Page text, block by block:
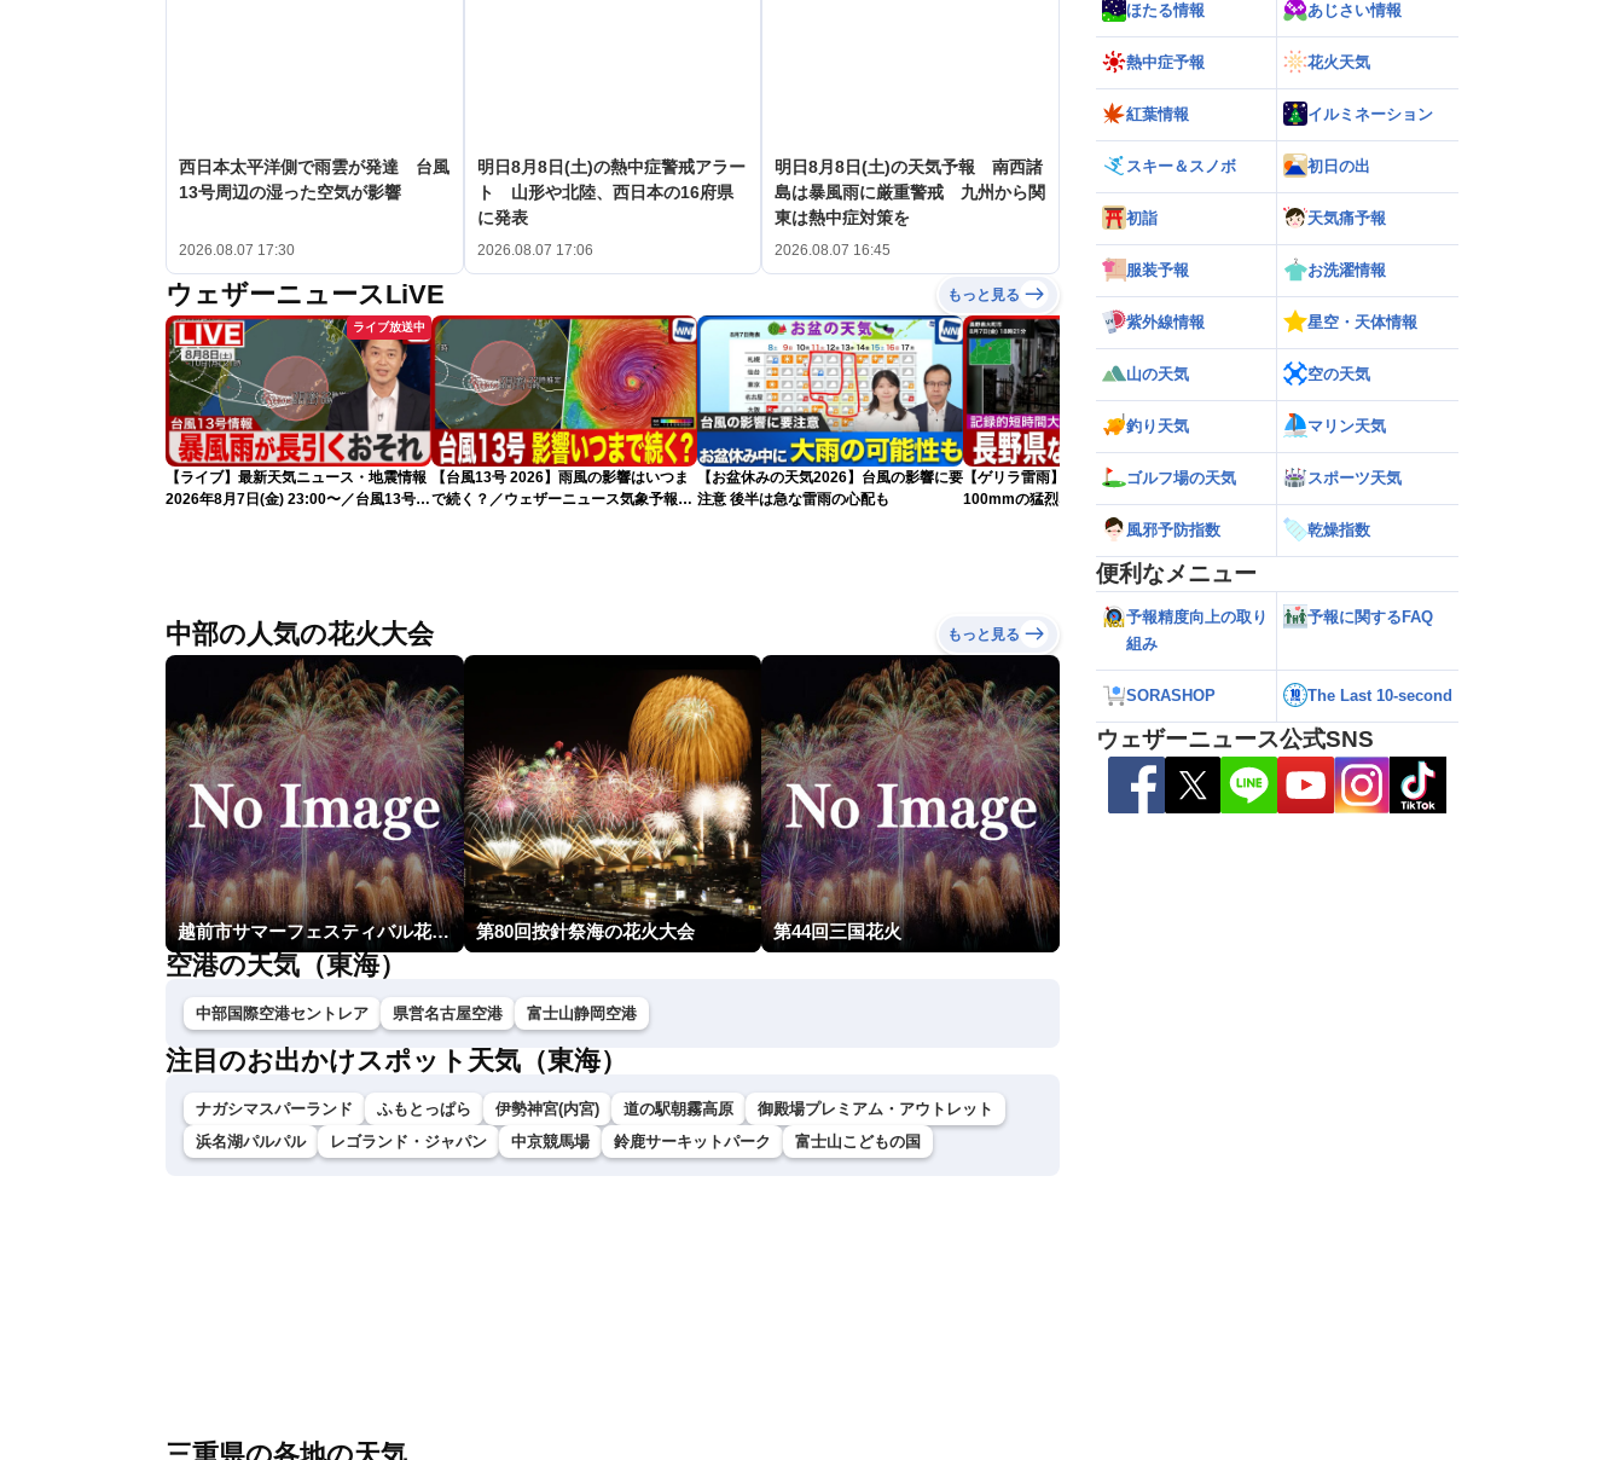
西日本太平洋側で雨雲が発達 台風
13号周辺の湿った空気が影響
2026.08.07 17:30
明日8月8日(土)の熱中症警戒アラー
ト 山形や北陸、西日本の16府県
に発表
2026.08.07 17:06
明日8月8日(土)の天気予報 南西諸
島は暴風雨に厳重警戒 九州から関
東は熱中症対策を
2026.08.07 16:45
ウェザーニュースLiVE もっと見る
ライブ放送中
【ライブ】最新天気ニュース・地震情報
2026年8月7日(金) 23:00〜／台風13号の
【台風13号 2026】雨風の影響はいつま
で続く？／ウェザーニュース気象予報士
【お盆休みの天気2026】台風の影響に要
注意 後半は急な雷雨の心配も
【ゲリラ雷雨】長野県で1時間に約
100mmの猛烈な雨／気象防災速報・記
【台風13号 2026】沖縄付近で「非常に
（7日18時最新情報）
中部の人気の花火大会 もっと見る
越前市サマーフェスティバル花火大会 第80回按針祭海の花火大会 第44回三国花火
空港の天気（東海）
中部国際空港セントレア 県営名古屋空港 富士山静岡空港
注目のお出かけスポット天気（東海）
ナガシマスパーランド ふもとっぱら 伊勢神宮(内宮) 道の駅朝霧高原
御殿場プレミアム・アウトレット
浜名湖パルパル
レゴランド・ジャパン 中京競馬場 鈴鹿サーキットパーク 富士山こどもの国
ほたる情報 あじさい情報
熱中症予報 花火天気
紅葉情報 イルミネーション
スキー＆スノボ 初日の出
初詣 天気痛予報
服装予報 お洗濯情報
紫外線情報 星空・天体情報
山の天気 空の天気
釣り天気 マリン天気
ゴルフ場の天気 スポーツ天気
風邪予防指数 乾燥指数
便利なメニュー
予報精度向上の取り
組み
予報に関するFAQ
SORASHOP The Last 10-second
ウェザーニュース公式SNS